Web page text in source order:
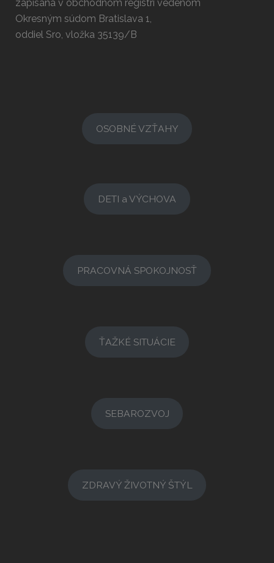
zapísaná v obchodnom registri vedenom
Okresným súdom Bratislava 1,
oddiel Sro, vložka 35139/B
OSOBNÉ VZŤAHY
DETI a VÝCHOVA
PRACOVNÁ SPOKOJNOSŤ
ŤAŽKÉ SITUÁCIE
SEBAROZVOJ
ZDRAVÝ ŽIVOTNÝ ŠTÝL